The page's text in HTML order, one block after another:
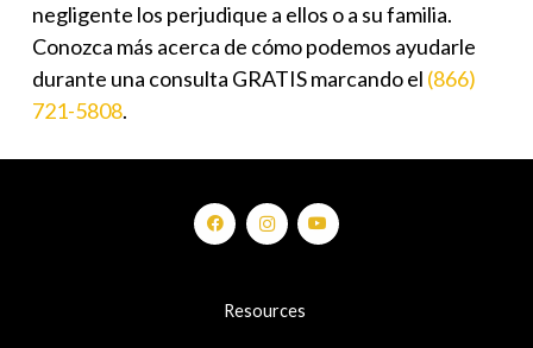
negligente los perjudique a ellos o a su familia.
Conozca más acerca de cómo podemos ayudarle
durante una consulta GRATIS marcando el (866)
721-5808.
Resources